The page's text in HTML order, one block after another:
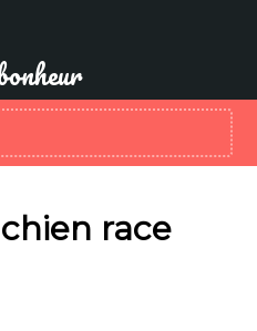
race